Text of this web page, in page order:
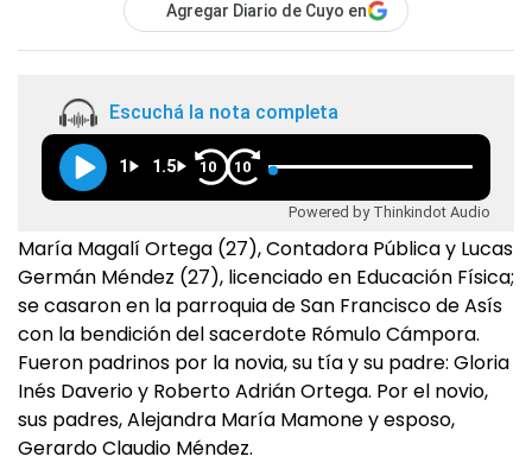
Agregar Diario de Cuyo en
Escuchá la nota completa
1 1.5 10 10
Powered by Thinkindot Audio
María Magalí Ortega (27), Contadora Pública y Lucas
Germán Méndez (27), licenciado en Educación Física;
se casaron en la parroquia de San Francisco de Asís
con la bendición del sacerdote Rómulo Cámpora.
Fueron padrinos por la novia, su tía y su padre: Gloria
Inés Daverio y Roberto Adrián Ortega. Por el novio,
sus padres, Alejandra María Mamone y esposo,
Gerardo Claudio Méndez.